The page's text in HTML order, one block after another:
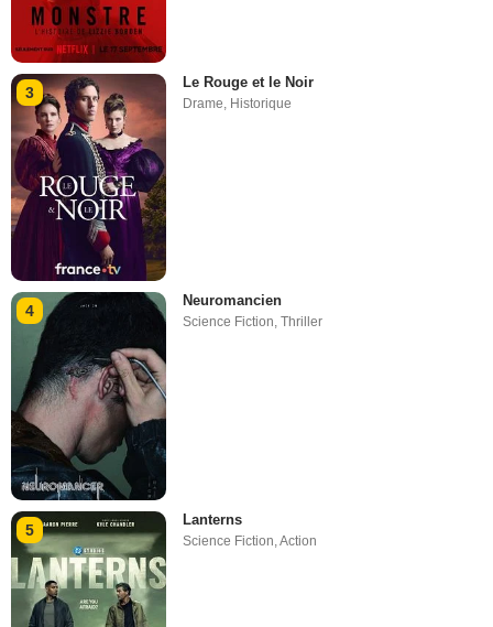
3
Le Rouge et le Noir
Drame, Historique
4
Neuromancien
Science Fiction,Thriller
5
Lanterns
Science Fiction ,Action